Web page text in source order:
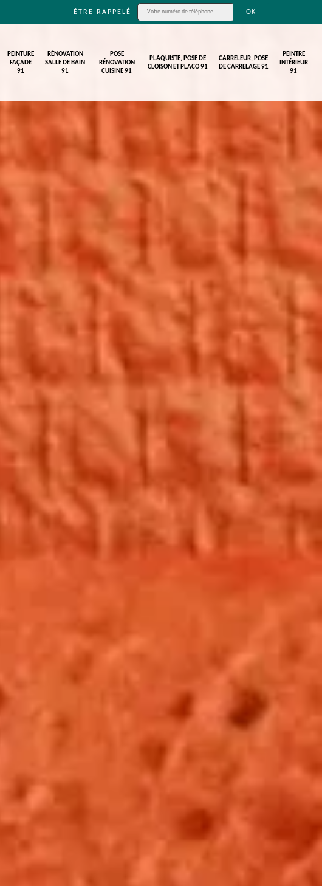
ÊTRE RAPPELÉ
PEINTURE
FAÇADE
91
RÉNOVATION
SALLE DE BAIN
91
POSE
RÉNOVATION
CUISINE 91
PLAQUISTE, POSE DE
CLOISON ET PLACO 91
CARRELEUR, POSE
DE CARRELAGE 91
PEINTRE
INTÉRIEUR
91